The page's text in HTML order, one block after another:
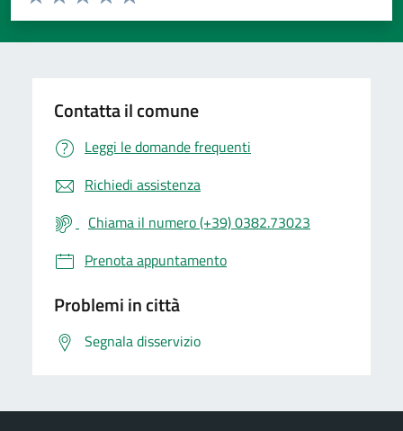
Valuta 5 stelle su 5
Valuta 4 stelle su 5
Valuta 3 stelle su 5
Valuta 2 stelle su 5
Valuta 1 stelle su 5
Contatta il comune
Leggi le domande frequenti
Richiedi assistenza
Chiama il numero (+39) 0382.73023
Prenota appuntamento
Problemi in città
Segnala disservizio